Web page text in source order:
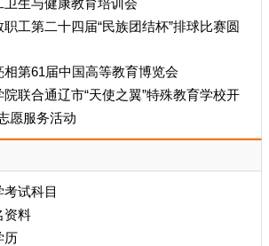
工第二十四届“民族团结杯”排球比赛圆
第61届中国高等教育博览会
联合通辽市“天使之翼”特殊教育学校开
愿服务活动
试科目
资料
历